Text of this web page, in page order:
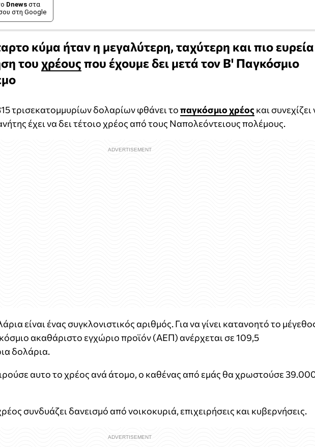
Dnews στα
στη Google
κύμα ήταν η μεγαλύτερη, ταχύτερη και πιο ευρεία
του χρέους που έχουμε δει μετά τον Β' Παγκόσμιο
τρισεκατομμυρίων δολαρίων φθάνει τοπαγκόσμιο χρέος και συνεχίζει
έχει να δει τέτοιο χρέος από τους Ναπολεόντειους πολέμους.
είναι ένας συγκλονιστικός αριθμός. Για να γίνει κατανοητό το
ακαθάριστο εγχώριο προϊόν (ΑΕΠ) ανέρχεται σε 109,5
δολάρια.
αυτο το χρέος ανά άτομο, ο καθένας από εμάς θα χρωστούσε
συνδυάζει δανεισμό από νοικοκυριά, επιχειρήσεις και κυβερνήσεις.